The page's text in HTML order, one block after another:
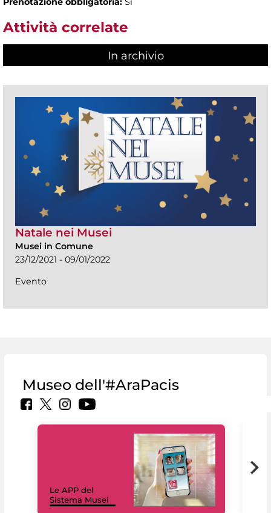
Attività correlate
In archivio
Natale nei Musei
Musei in Comune
23/12/2021 - 09/01/2022
Evento
Museo dell'#AraPacis
Le APP del
Sistema Musei